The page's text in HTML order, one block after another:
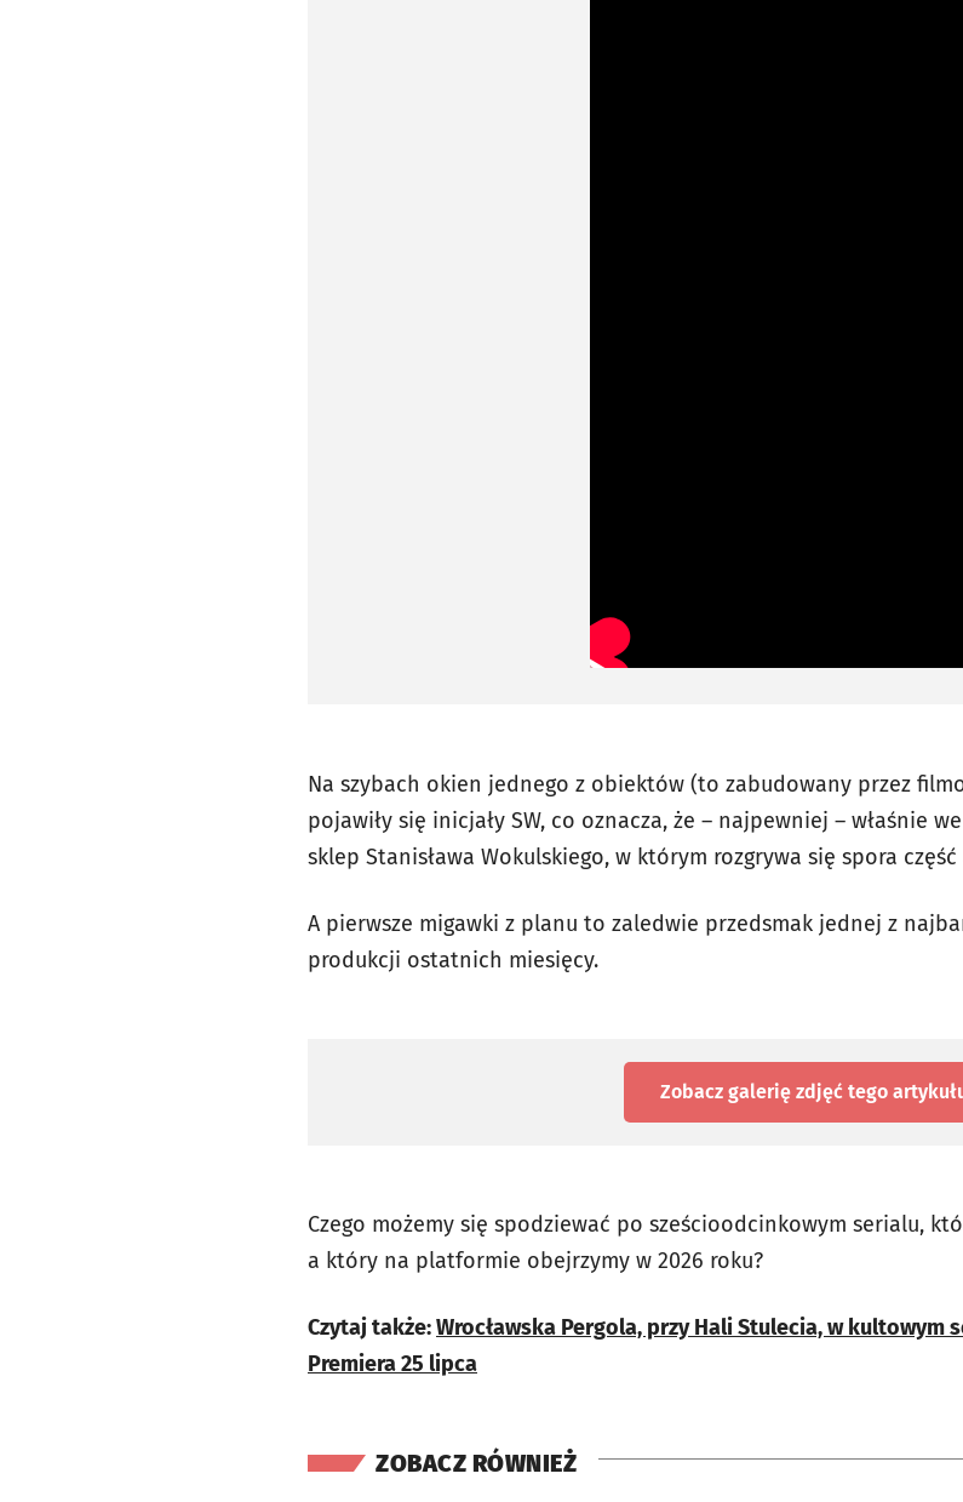
Na szybach okien jednego z obiektów (to zabudowany przez
pojawiły się inicjały SW, co oznacza, że – najpewniej – właśnie
sklep Stanisława Wokulskiego, w którym rozgrywa się spora część
A pierwsze migawki z planu to zaledwie przedsmak jednej z
produkcji ostatnich miesięcy.
Zobacz galerię zdjęć tego
Czego możemy się spodziewać po sześcioodcinkowym serialu,
a który na platformie obejrzymy w 2026 roku?
Czytaj także:Wrocławska Pergola, przy Hali Stulecia, w kultowym
Premiera 25 lipca
ZOBACZ RÓWNIEŻ